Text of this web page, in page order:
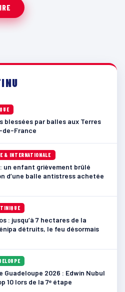
blessées par balles aux Terres
de-France
& INTERNATIONALE
un enfant grièvement brûlé
d’une balle antistress achetée
: jusqu’à 7 hectares de la
détruits, le feu désormais
Guadeloupe 2026 : Edwin Nubul
10 lors de la 7ᵉ étape